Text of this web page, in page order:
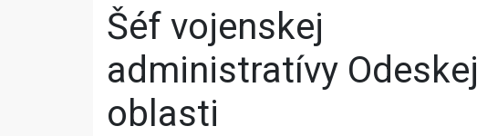
Šéf vojenskej
administratívy Odeskej
oblasti